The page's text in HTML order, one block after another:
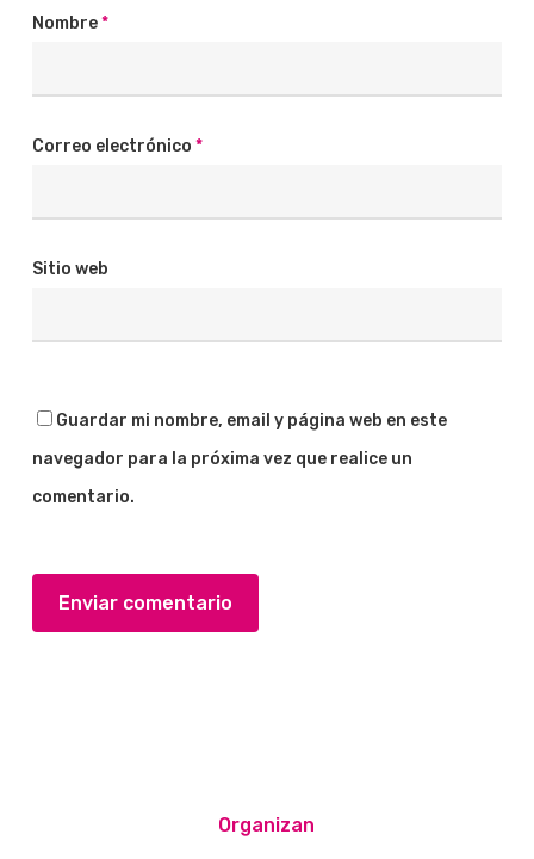
Nombre*
Correo electrónico *
Sitio web
Guardar mi nombre, email y página web en este
navegador para la próxima vez que realice un
comentario.
Organizan